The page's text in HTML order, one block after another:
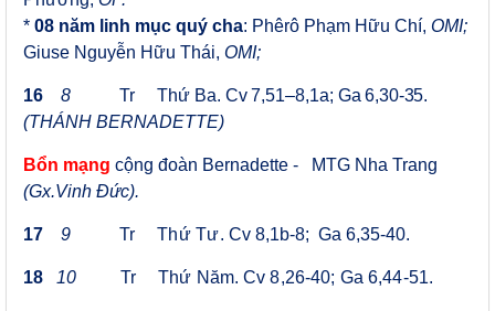
* 08 năm linh mục quý cha: Phêrô Phạm Hữu Chí, OMI;
Giuse Nguyễn Hữu Thái, OMI;
16 8 Tr Thứ Ba. Cv 7,51–8,1a; Ga 6,30-35.
(THÁNH BERNADETTE)
Bổn mạng cộng đoàn Bernadette -
MTG Nha Trang
(Gx.Vinh Đức).
17 9 Tr Thứ Tư.Cv 8,1b-8; Ga 6,35-40.
18 10 Tr Thứ Năm. Cv 8,26-40; Ga 6,44-51.